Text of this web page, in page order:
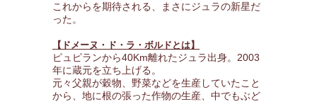
これからを期待される、まさにジュラの新星だ
った。
【ドメーヌ・ド・ラ・ボルドとは】
ピュピランから40Km離れたジュラ出身。2003
年に蔵元を立ち上げる。
元々父親が穀物、野菜などを生産していたこと
から、地に根の張った作物の生産、中でもぶど